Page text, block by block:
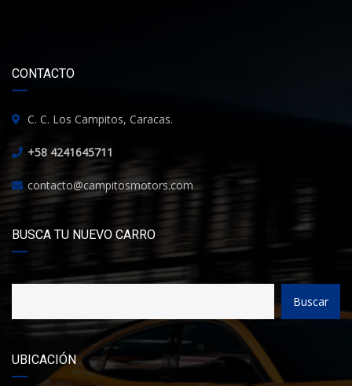
CONTACTO
C. C. Los Campitos, Caracas.
+58 4241645711
contacto@campitosmotors.com
BUSCA TU NUEVO CARRO
Buscar
UBICACIÓN